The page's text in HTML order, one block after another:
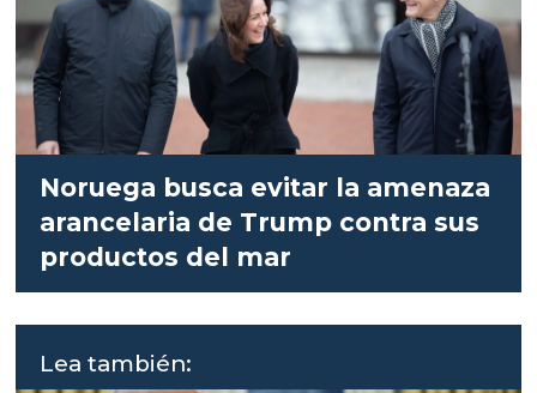
Noruega busca evitar la amenaza
arancelaria de Trump contra sus
productos del mar
Lea también: